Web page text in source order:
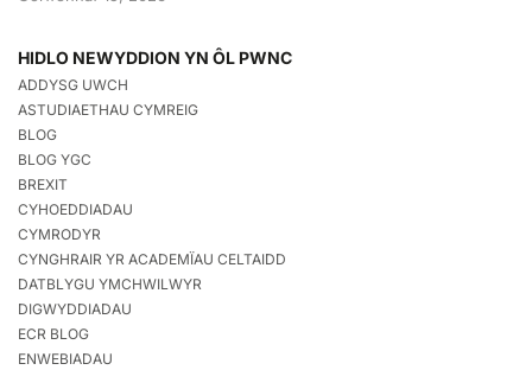
HIDLO NEWYDDION YN ÔL PWNC
ADDYSG UWCH
ASTUDIAETHAU CYMREIG
BLOG
BLOG YGC
BREXIT
CYHOEDDIADAU
CYMRODYR
CYNGHRAIR YR ACADEMÏAU CELTAIDD
DATBLYGU YMCHWILWYR
DIGWYDDIADAU
ECR BLOG
ENWEBIADAU